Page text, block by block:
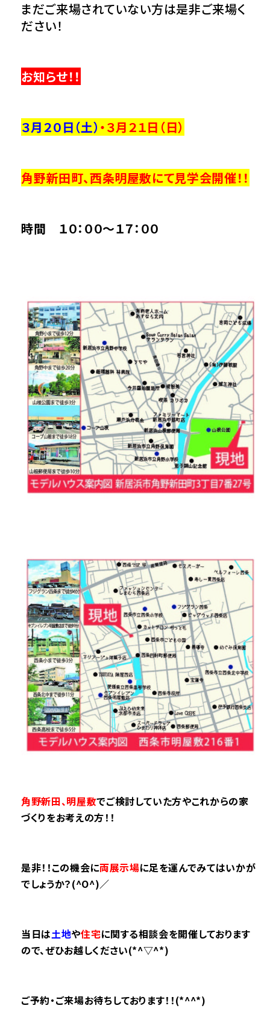
まだご来場されていない方は是非ご来場く
ださい！
お知らせ！！
３月２０日（土） ・３月２１日（日）
角野新田町、西条明屋敷にて見学会開催！！
時間 １０：００～１７：００
角野新田、明屋敷でご検討していた方やこれからの家
づくりをお考えの方！！
是非！！この機会に両展示場に足を運んでみてはいかが
でしょうか？(^O^)／
当日は土地や住宅に関する相談会を開催しております
ので、ぜひお越しください(*^▽^*)
ご予約・ご来場お待ちしております！！(*^^*)